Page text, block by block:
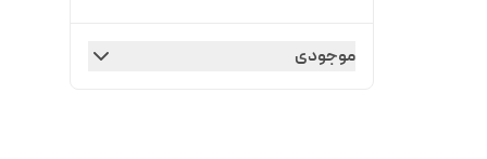
موجودی